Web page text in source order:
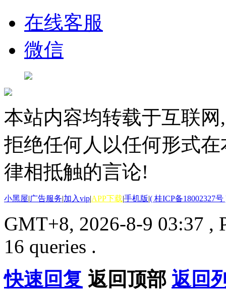
在线客服
微信
本站内容均转载于互联
拒绝任何人以任何形式
律相抵触的言论!
小黑屋|广告服务|加入vip|APP下载|手机版|( 桂ICP备18002327号
GMT+8, 2026-8-9 03:37 ,
16 queries .
快速回复 返回顶部 返回